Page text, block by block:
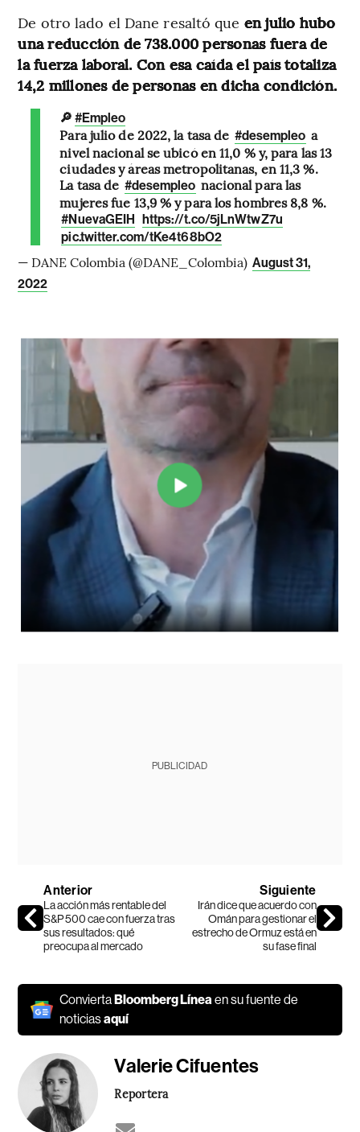
De otro lado el Dane resaltó que en julio hubo
una reducción de 738.000 personas fuera de
la fuerza laboral. Con esa caída el país totaliza
14,2 millones de personas en dicha condición.
🔎 #Empleo
Para julio de 2022, la tasa de #desempleo a
nivel nacional se ubicó en 11,0 % y, para las 13
ciudades y áreas metropolitanas, en 11,3 %.
La tasa de #desempleo nacional para las
mujeres fue 13,9 % y para los hombres 8,8 %.
#NuevaGEIH https://t.co/5jLnWtwZ7u
pic.twitter.com/tKe4t68bO2
— DANE Colombia (@DANE_Colombia) August 31,
2022
PUBLICIDAD
Anterior
La acción más rentable del
S&P 500 cae con fuerza tras
sus resultados: qué
preocupa al mercado
Siguiente
Irán dice que acuerdo con
Omán para gestionar el
estrecho de Ormuz está en
su fase final
ConviertaBloomberg Líneaen su fuente de
noticiasaquí
Valerie Cifuentes
Reportera